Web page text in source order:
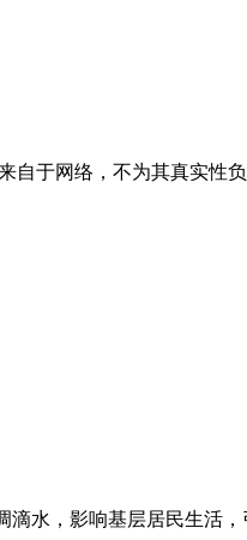
于网络，不为其真实性
水，影响基层居民生活